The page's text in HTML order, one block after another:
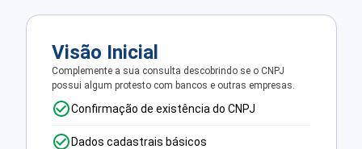
Visão Inicial
Complemente a sua consulta descobrindo se o CNPJ
possui algum protesto com bancos e outras empresas.
Confirmação de existência do CNPJ
Dados cadastrais básicos